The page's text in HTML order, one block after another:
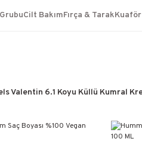
Cilt BakımFırça & Tarak
Valentin 6.1 Koyu Küllü Kumral